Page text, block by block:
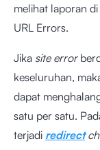
melihat laporan
URL Errors.
Jika site error
keseluruhan,
dapat
satu per satu.
terjadi redirect